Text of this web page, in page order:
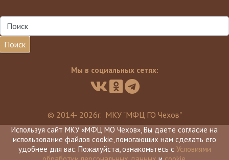
Поиск
Мы в социальных сетях:
© 2014- 2026г. МКУ "МФЦ ГО Чехов"
Используя сайт МКУ «МФЦ МО Чехов», Вы даете согласие на
использование файлов cookie, помогающих нам сделать его
удобнее для вас. Пожалуйста, ознакомьтесь с Условиями